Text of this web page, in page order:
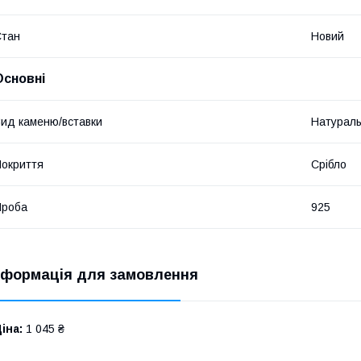
Новий
каменю/вставки
Срібло
925
для замовлення
1 045 ₴